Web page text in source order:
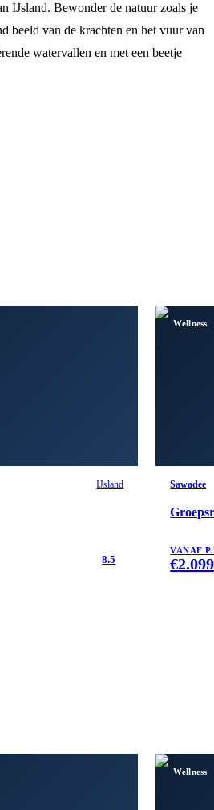
IJsland. Bewonder de natuur zoals je
beeld van de krachten en het vuur van
watervallen en met een beetje
IJsland
8.5
Wellness
Sawadee
VANAF
€2.099
Wellness